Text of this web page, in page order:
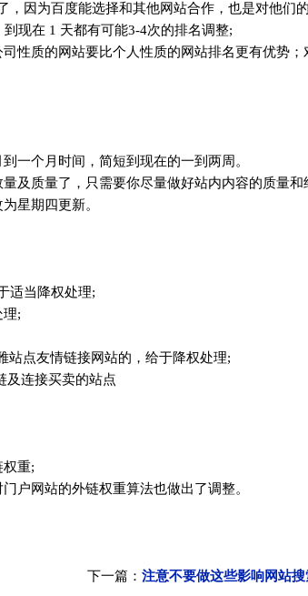
因为百度能选择和其他网站合作，也是对他们的
现在 1 天都有可能3-4次的排名调整;
性质的网站要比个人性质的网站排名更有优势
一个月时间，简短到现在的一到两周。
及质量了，只需要你尽量做好站内内容的质量和
星期四更新。
适当降权处理;
理;
站点友情链接网站的，给于降权处理;
及连接买卖的站点
权重;
户网站的外链权重算法也做出了调整。
下一篇： 注意不要做这些影响网站